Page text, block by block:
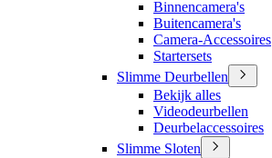
Binnencamera's
Buitencamera's
Camera-Accessoires
Startersets
Slimme Deurbellen
Bekijk alles
Videodeurbellen
Deurbelaccessoires
Slimme Sloten